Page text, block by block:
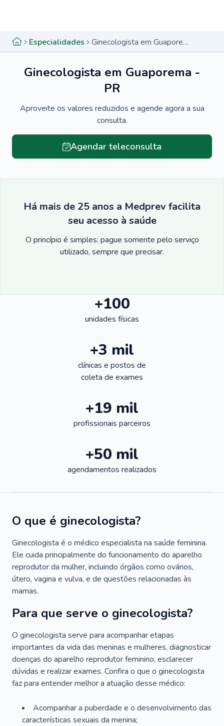
Especialidades Ginecologista em Guaporema - PR
Ginecologista em Guaporema -
PR
Aproveite os valores reduzidos e agende agora a sua
consulta.
Agendar teleconsulta
Há mais de 25 anos a Medprev facilita
seu acesso à saúde
O princípio é simples: pague somente pelo serviço
utilizado, sempre que precisar.
+100
unidades físicas
+3 mil
clínicas e postos de
coleta de exames
+19 mil
profissionais parceiros
+50 mil
agendamentos realizados
O que é ginecologista?
Ginecologista é o médico especialista na saúde feminina.
Ele cuida principalmente do funcionamento do aparelho
reprodutor da mulher, incluindo órgãos como ovários,
útero, vagina e vulva, e de questões relacionadas às
mamas.
Para que serve o ginecologista?
O ginecologista serve para acompanhar etapas
importantes da vida das meninas e mulheres, diagnosticar
doenças do aparelho reprodutor feminino, esclarecer
dúvidas e realizar exames. Confira o que o ginecologista
faz para entender melhor a atuação desse médico:
Acompanhar a puberdade e o desenvolvimento das
características sexuais da menina;